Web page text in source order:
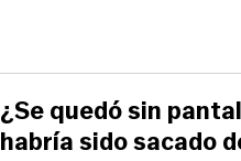
¿Se quedó sin
habría sido sacado